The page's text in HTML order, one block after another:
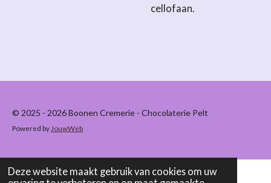
Deze website maakt gebruik van cookies om uw
cellofaan.
© 2025 - 2026 Boonen Cremerie - Chocolaterie Pelt
Powered by JouwWeb